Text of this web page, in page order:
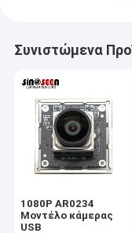
Συνιστώμενα
1080P AR0234
Μοντέλο κάμερας
USB